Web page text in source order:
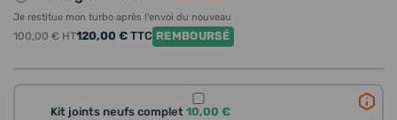
Je restitue mon turbo après l'envoi du nouveau
100,00 € HT120,00 €TTC REMBOURSÉ
Kit joints neufs complet10,00 €